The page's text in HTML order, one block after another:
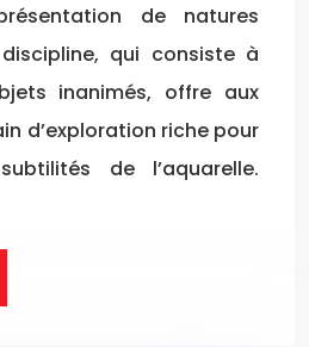
de natures
qui consiste à
inanimés, offre aux
d’exploration riche pour
de l’aquarelle.